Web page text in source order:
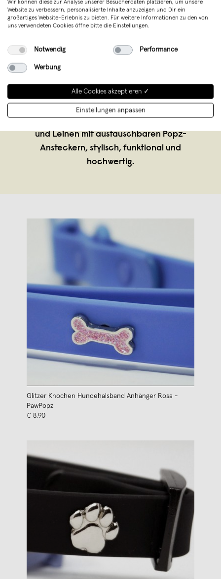
München
verkauft seit November 2025
Charms. PawPopz steht für jeden Tag
einen neuen Gassi-Look. Die Marke
und Leinen mit austauschbaren Popz-
Ansteckern, stylisch, funktional und
hochwertig.
Glitzer Knochen Hundehalsband Anhänger Rosa -
PawPopz
€ 8,90
Wir können diese zur Analyse unserer Besucherdaten platzieren, um unsere
Website zu verbessern, personalisierte Inhalte anzuzeigen und Dir ein
großartiges Website-Erlebnis zu bieten. Für weitere Informationen zu den von
uns verwendeten Cookies öffne bitte die Einstellungen.
Notwendig Performance
Werbung
Alle Cookies akzeptieren ✓
Einstellungen anpassen